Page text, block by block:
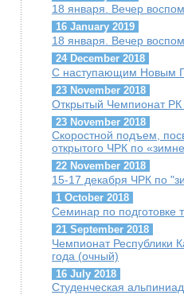
18 января. Вечер
16 January 2019
18 января. Вечер
24 December 2018
С наступающим Новым
23 November 2018
Открытый Чемпионат РК
23 November 2018
Скоростной подъем,
открытого ЧРК по
22 November 2018
15-17 декабря ЧРК по
1 October 2018
Семинар по подготовке
21 September 2018
Чемпионат Республики
года (очный)
16 July 2018
Студенческая